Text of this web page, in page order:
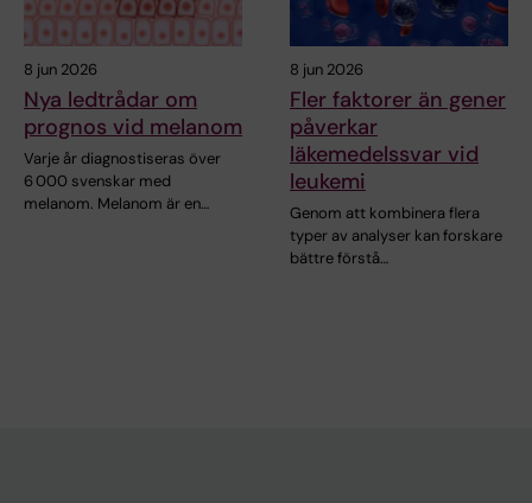
8 jun 2026
Nya ledtrådar om
prognos vid melanom
Varje år diagnostiseras över
6 000 svenskar med
melanom. Melanom är en…
8 jun 2026
Fler faktorer än gener
påverkar
läkemedelssvar vid
leukemi
Genom att kombinera flera
typer av analyser kan forskare
bättre förstå…